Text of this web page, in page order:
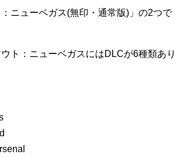
：ニューベガス(無印・通常版)」の2つで
ト：ニューベガスにはDLCが6種類あり